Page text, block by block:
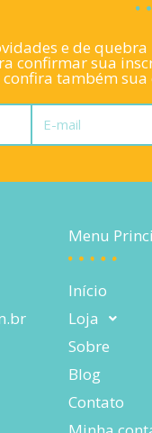
e de
confirmar sua
confira também
mail
Menu
Início
Loja
Sobre
Blog
Contato